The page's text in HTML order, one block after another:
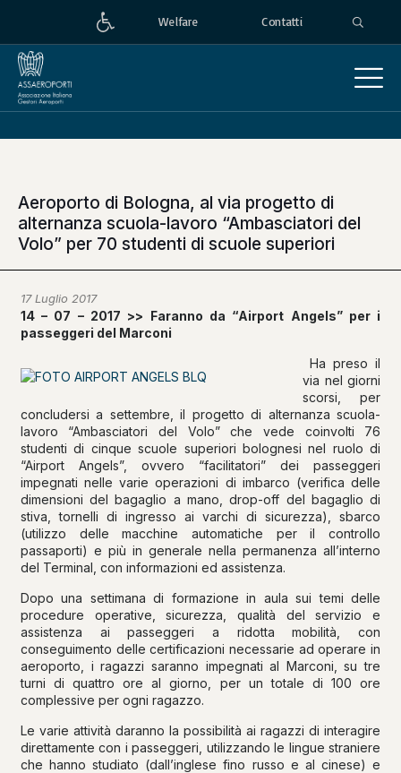
Welfare Contatti
Aeroporto di Bologna, al via progetto di
alternanza scuola-lavoro “Ambasciatori del
Volo” per 70 studenti di scuole superiori
17 Luglio 2017
14 – 07 – 2017 >> Faranno da “Airport Angels” per i
passeggeri del Marconi
Ha preso il
via nel giorni
scorsi, per
concludersi a settembre, il progetto di alternanza scuola-
lavoro “Ambasciatori del Volo” che vede coinvolti 76
studenti di cinque scuole superiori bolognesi nel ruolo di
“Airport Angels”, ovvero “facilitatori” dei passeggeri
impegnati nelle varie operazioni di imbarco (verifica delle
dimensioni del bagaglio a mano, drop-off del bagaglio di
stiva, tornelli di ingresso ai varchi di sicurezza), sbarco
(utilizzo delle macchine automatiche per il controllo
passaporti) e più in generale nella permanenza all’interno
del Terminal, con informazioni ed assistenza.
Dopo una settimana di formazione in aula sui temi delle
procedure operative, sicurezza, qualità del servizio e
assistenza ai passeggeri a ridotta mobilità, con
conseguimento delle certificazioni necessarie ad operare in
aeroporto, i ragazzi saranno impegnati al Marconi, su tre
turni di quattro ore al giorno, per un totale di 100 ore
complessive per ogni ragazzo.
Le varie attività daranno la possibilità ai ragazzi di interagire
direttamente con i passeggeri, utilizzando le lingue straniere
che hanno studiato (dall’inglese fino russo e al cinese) e